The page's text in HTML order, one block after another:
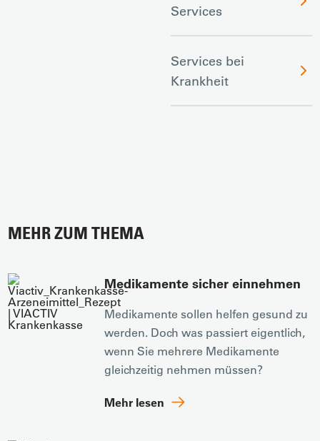
Services
Services bei
Krankheit
MEHR ZUM THEMA
Medikamente sicher einnehmen
Medikamente sollen helfen gesund zu
werden. Doch was passiert eigentlich,
wenn Sie mehrere Medikamente
gleichzeitig nehmen müssen?
Mehr lesen